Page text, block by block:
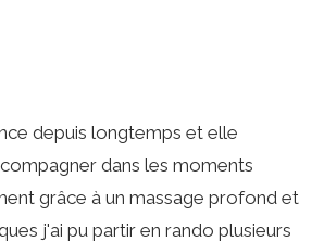
depuis longtemps et elle
dans les moments
grâce à un massage profond et
j'ai pu partir en rando plusieurs